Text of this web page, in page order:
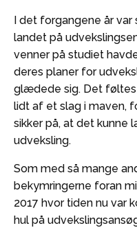
I det forgangene år
landet på
venner på studiet
deres planer for
glædede sig. Det
lidt af et slag i maven,
sikker på, at det kunne
udveksling.
Som med så mange
bekymringerne foran
2017 hvor tiden nu var
hul på